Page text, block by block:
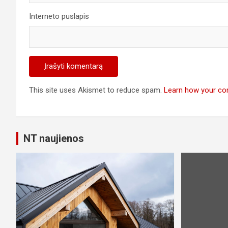
Interneto puslapis
This site uses Akismet to reduce spam. Learn how your
NT naujienos